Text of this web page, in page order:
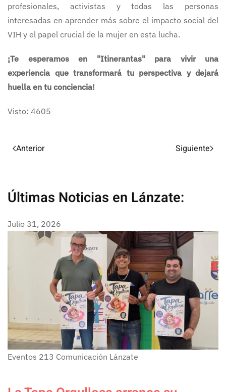
profesionales, activistas y todas las personas
interesadas en aprender más sobre el impacto social del
VIH y el papel crucial de la mujer en esta lucha.
¡Te esperamos en "Itinerantas" para vivir una
experiencia que transformará tu perspectiva y dejará
huella en tu conciencia!
Visto: 4605
Anterior Siguiente
Últimas Noticias en Lánzate:
Julio 31, 2026
Eventos 213 Comunicación Lánzate